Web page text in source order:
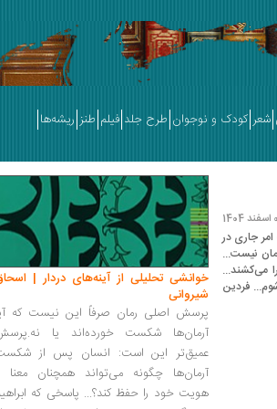
شعر کودک و نوجوان طرح جلد فیلم طنز ریشه‌ها
جاری در
نیست...
می‌کشند...
فردین
خوانشی تحلیلی از آینه‌های دردار |
شیروانی
پرسش اصلی رمان صرفاً این نیست که
آرمان‌ها شکست خورده‌اند یا
عمیق‌تر این است: انسان پس از
آرمان‌ها چگونه می‌تواند همچنان معنا
هویت خود را حفظ کند؟... پاسخی که